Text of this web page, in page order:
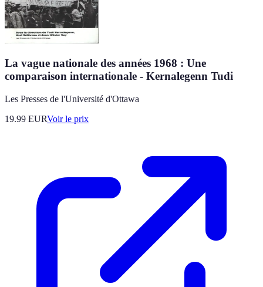
La vague nationale des années 1968 : Une
comparaison internationale - Kernalegenn Tudi
Les Presses de l'Université d'Ottawa
19.99 EURVoir le prix